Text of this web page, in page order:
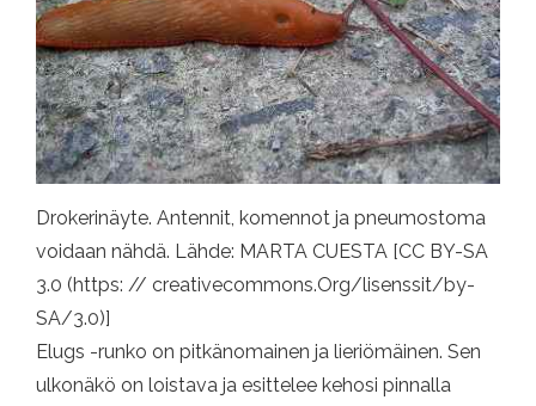
Drokerinäyte. Antennit, komennot ja pneumostoma
voidaan nähdä. Lähde: MARTA CUESTA [CC BY-SA
3.0 (https: // creativecommons.Org/lisenssit/by-
SA/3.0)]
Elugs -runko on pitkänomainen ja lieriömäinen. Sen
ulkonäkö on loistava ja esittelee kehosi pinnalla